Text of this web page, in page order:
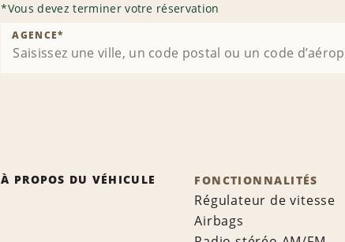
*Vous devez terminer votre réservation
AGENCE*
À PROPOS DU VÉHICULE FONCTIONNALITÉS
Régulateur de vitesse
Airbags